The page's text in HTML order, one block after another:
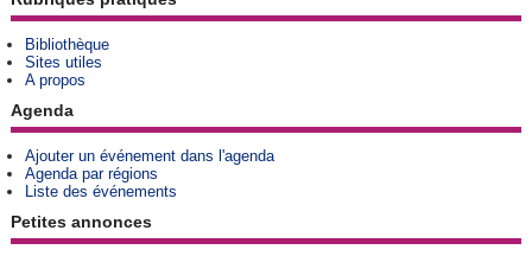
Bibliothèque
Sites utiles
A propos
Agenda
Ajouter un événement dans l'agenda
Agenda par régions
Liste des événements
Petites annonces